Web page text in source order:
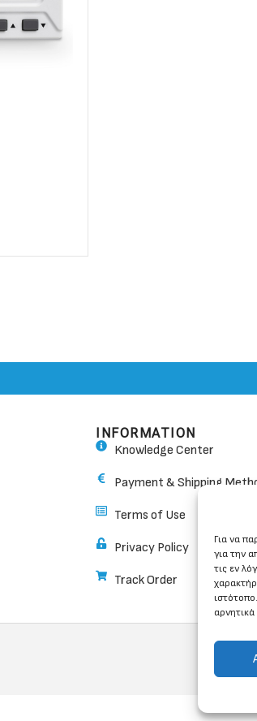
Για να
για την
τις εν
INFORMATION
Knowledge Center
Payment & Shipping
Terms of Use
Privacy Policy
Track Order